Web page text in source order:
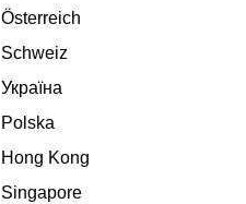
Österreich
Schweiz
Україна
Polska
Hong Kong
Singapore